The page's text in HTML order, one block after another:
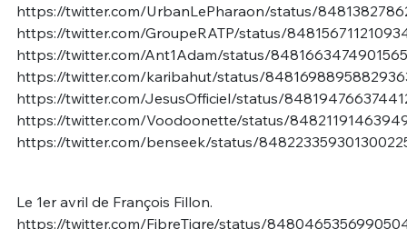
https://twitter.com/UrbanLePharaon/status/
https://twitter.com/GroupeRATP/status/
https://twitter.com/Ant1Adam/status/
https://twitter.com/karibahut/status/
https://twitter.com/JesusOfficiel/status/
https://twitter.com/Voodoonette/status/
https://twitter.com/benseek/status/
Le 1er avril de François Fillon.
https://twitter.com/FibreTigre/status/